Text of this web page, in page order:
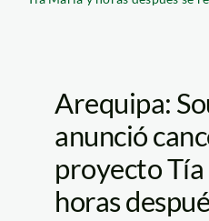
Arequipa:
anunció
proyecto
horas